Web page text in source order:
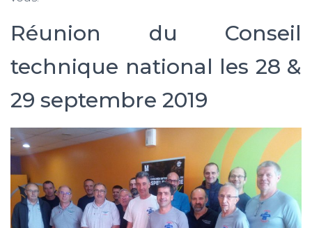
m
Réunion du Conseil
technique national les 28 &
29 septembre 2019